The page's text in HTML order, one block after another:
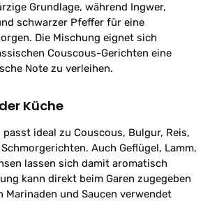
Grundlage, während Ingwer,
schwarzer Pfeffer für eine
Die Mischung eignet sich
Couscous-Gerichten eine
Note zu verleihen.
Küche
ideal zu Couscous, Bulgur, Reis,
Auch Geflügel, Lamm,
lassen sich damit aromatisch
kann direkt beim Garen zugegeben
Marinaden und Saucen verwendet